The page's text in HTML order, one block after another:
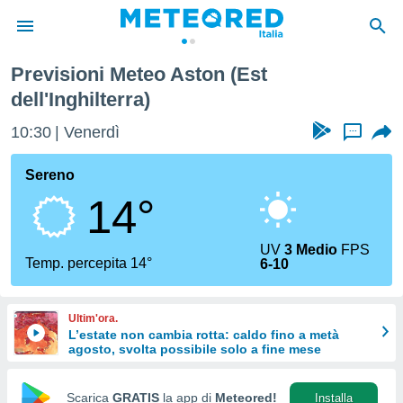
di
per
di
Web
le
Previsioni Meteo Aston (Est
dell'Inghilterra)
10:30 Venerdì ...
Sereno
14°
Temp. percepita 14°
UV3 Medio FPS
6-10
Ultim'ora.
L’estate non cambia rotta: caldo fino a metà
agosto, svolta possibile solo a fine mese
Scarica GRATIS la app di Meteored! Installa